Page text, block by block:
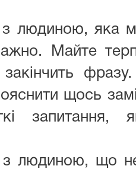
людиною, яка
Майте
щось
запитання,
з людиною, що